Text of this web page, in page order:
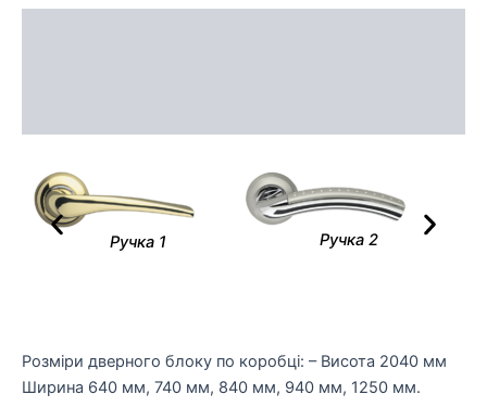
Ручка 1 Ручка 2
Розміри дверного блоку по коробці: – Висота 2040 мм
Ширина 640 мм, 740 мм, 840 мм, 940 мм, 1250 мм.